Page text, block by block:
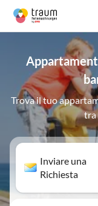
Trova il tuo
tra
Inviare una
Richiesta